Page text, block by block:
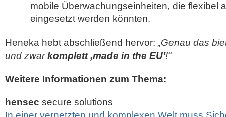
mobile Überwachungseinheiten, die flexibel
eingesetzt werden könnten.
Heneka hebt abschließend hervor: „Genau das
und zwarkomplett ,made in the EU’!“
Weitere Informationen zum Thema:
hensec secure solutions